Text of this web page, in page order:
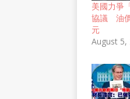
美國力爭
協議 油
元
August 5,